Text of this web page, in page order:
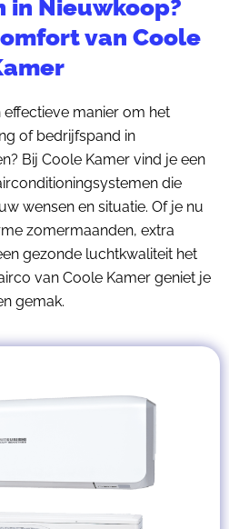
in Nieuwkoop?
van Coole
effectieve manier om het
of bedrijfspand in
Bij Coole Kamer vind je een
die
wensen en situatie. Of je nu
zomermaanden, extra
gezonde luchtkwaliteit het
van Coole Kamer geniet je
gemak.